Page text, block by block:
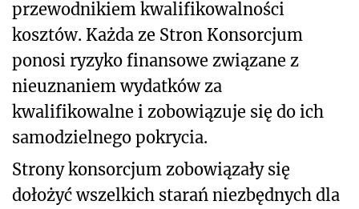
przewodnikiem kwalifikowalności
kosztów. Każda ze Stron Konsorcjum
ponosi ryzyko finansowe związane z
nieuznaniem wydatków za
kwalifikowalne i zobowiązuje się do ich
samodzielnego pokrycia.
Strony konsorcjum zobowiązały się
dołożyć wszelkich starań niezbędnych dla